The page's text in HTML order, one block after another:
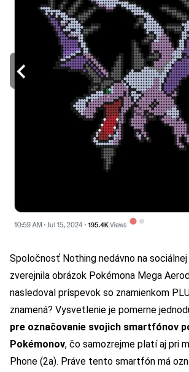
Spoločnosť Nothing nedávno na
zverejnila obrázok Pokémona Mega
nasledoval príspevok so znamienkom
znamená? Vysvetlenie je pomerne
pre označovanie svojich smartfónov
Pokémonov, čo samozrejme platí aj pri
Phone (2a). Práve tento smartfón má